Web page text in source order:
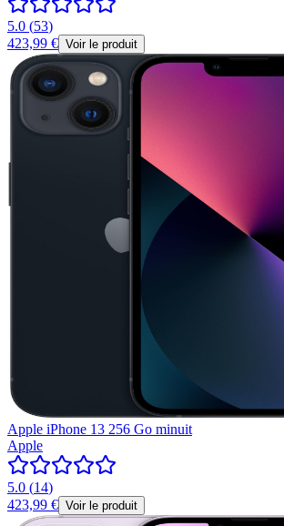
5.0 (53)
423,99 € Voir le produit
Apple iPhone 13 256 Go minuit
Apple
5.0 (14)
423,99 € Voir le produit